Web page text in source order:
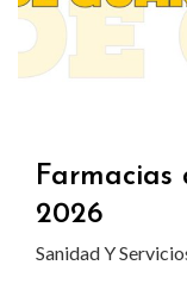
2026
Sanidad Y